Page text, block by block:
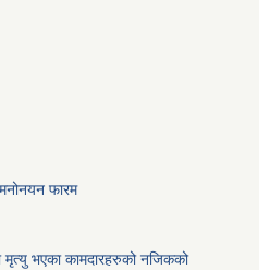
मनोनयन फारम
मृत्यु भएका कामदारहरुको नजिकको